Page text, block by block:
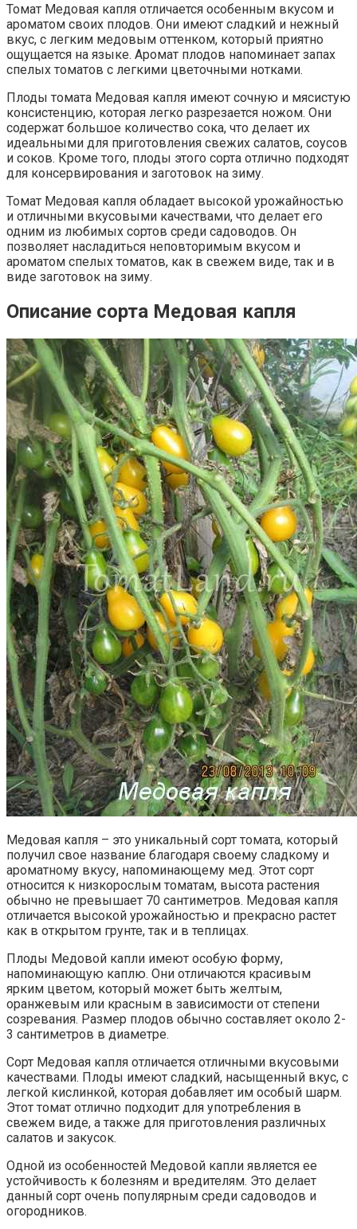
Томат Медовая капля отличается особенным вкусом и
ароматом своих плодов. Они имеют сладкий и нежный
вкус, с легким медовым оттенком, который приятно
ощущается на языке. Аромат плодов напоминает запах
спелых томатов с легкими цветочными нотками.
Плоды томата Медовая капля имеют сочную и мясистую
консистенцию, которая легко разрезается ножом. Они
содержат большое количество сока, что делает их
идеальными для приготовления свежих салатов, соусов
и соков. Кроме того, плоды этого сорта отлично подходят
для консервирования и заготовок на зиму.
Томат Медовая капля обладает высокой урожайностью
и отличными вкусовыми качествами, что делает его
одним из любимых сортов среди садоводов. Он
позволяет насладиться неповторимым вкусом и
ароматом спелых томатов, как в свежем виде, так и в
виде заготовок на зиму.
Описание сорта Медовая капля
Медовая капля – это уникальный сорт томата, который
получил свое название благодаря своему сладкому и
ароматному вкусу, напоминающему мед. Этот сорт
относится к низкорослым томатам, высота растения
обычно не превышает 70 сантиметров. Медовая капля
отличается высокой урожайностью и прекрасно растет
как в открытом грунте, так и в теплицах.
Плоды Медовой капли имеют особую форму,
напоминающую каплю. Они отличаются красивым
ярким цветом, который может быть желтым,
оранжевым или красным в зависимости от степени
созревания. Размер плодов обычно составляет около 2-
3 сантиметров в диаметре.
Сорт Медовая капля отличается отличными вкусовыми
качествами. Плоды имеют сладкий, насыщенный вкус, с
легкой кислинкой, которая добавляет им особый шарм.
Этот томат отлично подходит для употребления в
свежем виде, а также для приготовления различных
салатов и закусок.
Одной из особенностей Медовой капли является ее
устойчивость к болезням и вредителям. Это делает
данный сорт очень популярным среди садоводов и
огородников.